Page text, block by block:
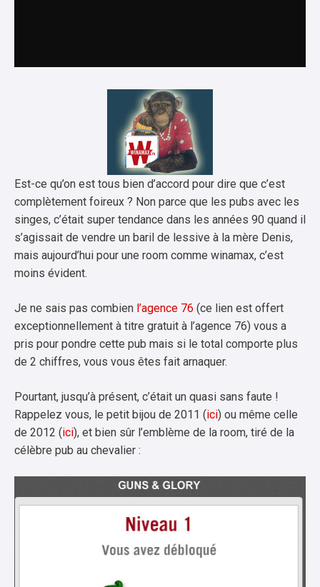
Est-ce qu’on est tous bien d’accord pour dire que c’est
complètement foireux ? Non parce que les pubs avec les
singes, c’était super tendance dans les années 90 quand il
s’agissait de vendre un baril de lessive à la mère Denis,
mais aujourd’hui pour une room comme winamax, c’est
moins évident.
Je ne sais pas combien l’agence 76 (ce lien est offert
exceptionnellement à titre gratuit à l’agence 76) vous a
pris pour pondre cette pub mais si le total comporte plus
de 2 chiffres, vous vous êtes fait arnaquer.
Pourtant, jusqu’à présent, c’était un quasi sans faute !
Rappelez vous, le petit bijou de 2011 (ici) ou même celle
de 2012 (ici), et bien sûr l’emblème de la room, tiré de la
célèbre pub au chevalier :